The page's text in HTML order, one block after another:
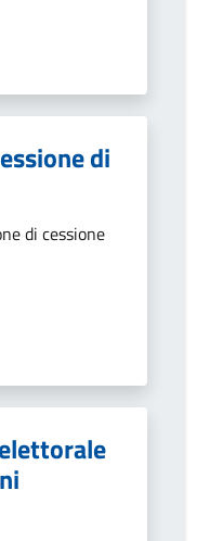
di
di cessione